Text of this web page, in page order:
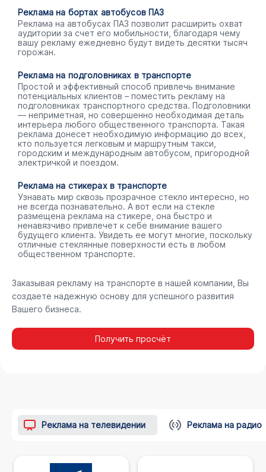
Реклама на бортах автобусов ПАЗ
Реклама на автобусах ПАЗ позволит расширить охват
аудитории за счет его мобильности, благодаря чему
вашу рекламу ежедневно будут видеть десятки тысяч
горожан.
Реклама на подголовниках в транспорте
Простой и эффективный способ привлечь внимание
потенциальных клиентов – поместить рекламу на
подголовниках транспортного средства. Подголовники
— неприметная, но совершенно необходимая деталь
интерьера любого общественного транспорта. Такая
реклама донесет необходимую информацию до всех,
кто пользуется легковым и маршрутным такси,
городским и международным автобусом, пригородной
электричкой и поездом.
Реклама на стикерах в транспорте
Узнавать мир сквозь прозрачное стекло интересно, но
не всегда познавательно. А вот если на стекле
размещена реклама на стикере, она быстро и
ненавязчиво привлечет к себе внимание вашего
будущего клиента. Увидеть ее могут многие, поскольку
отличные стеклянные поверхности есть в любом
общественном транспорте.
Заказывая рекламу на транспорте в нашей компании, Вы
создаете надежную основу для успешного развития
Вашего бизнеса.
Получить просчёт
Реклама на телевидении Реклама на радио